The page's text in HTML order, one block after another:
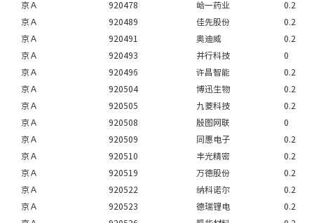
京Ａ
920478 峆一药业
0.2
京Ａ
920489 佳先股份
0.2
京Ａ
920491 奥迪威
0.2
京Ａ
920493 并行科技
0
京Ａ
920496 许昌智能
0.2
京Ａ
920504 博迅生物
0.2
京Ａ
920505 九菱科技
0.2
京Ａ
920508 殷图网联
0
京Ａ
920509 同惠电子
0.2
京Ａ
920510 丰光精密
0.2
京Ａ
920519 万德股份
0.2
京Ａ
920522 纳科诺尔
0.2
京Ａ
920523 德瑞锂电
0.2